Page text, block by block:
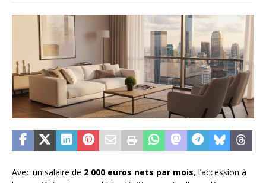
Avec un salaire de 2 000 euros nets par mois, l’accession à